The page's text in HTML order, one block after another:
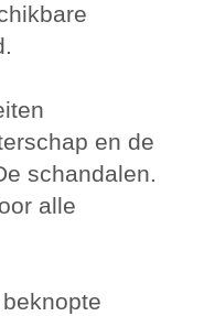
en de
schandalen.
alle